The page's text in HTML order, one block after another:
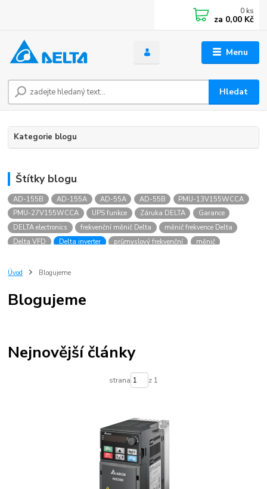
Menu
Hledat
0 ks
za 0,00 Kč
Kategorie blogu
Štítky blogu
AD-155B AD-155A AD-55A AD-55B
PMU-13V155WCCA
PMU-27V155WCCA
UPS funkce Záruka DELTA
Garance
DELTA electronics
frekvenční měnič Delta
měnič frekvence Delta
Delta VFD
Delta inverter průmyslový frekvenční
měnič
regulace elektromotoru
Úvod Blogujeme
Blogujeme
Nejnovější články
strana z 1